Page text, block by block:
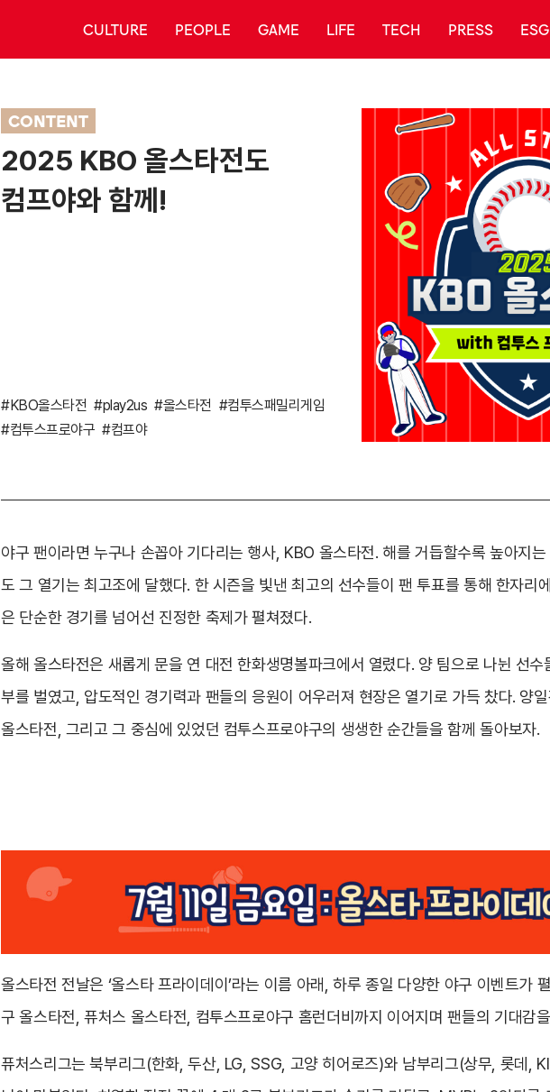
CULTURE PEOPLE GAME LIFE TECH PRESS ESG
CONTENT
2025 KBO 올스타전도
컴프야와 함께!
#KBO올스타전 #play2us #올스타전 #컴투스패밀리게임
#컴투스프로야구 #컴프야
야구 팬이라면 누구나 손꼽아 기다리는 행사, KBO 올스타전. 해를 거듭할수록 높아지
도 그 열기는 최고조에 달했다. 한 시즌을 빛낸 최고의 선수들이 팬 투표를 통해 한자리
은 단순한 경기를 넘어선 진정한 축제가 펼쳐졌다.
올해 올스타전은 새롭게 문을 연 대전 한화생명볼파크에서 열렸다. 양 팀으로 나뉜 선수
부를 벌였고, 압도적인 경기력과 팬들의 응원이 어우러져 현장은 열기로 가득 찼다. 양
올스타전, 그리고 그 중심에 있었던 컴투스프로야구의 생생한 순간들을 함께 돌아보자.
올스타전 전날은 ‘올스타 프라이데이’라는 이름 아래, 하루 종일 다양한 야구 이벤트가
구 올스타전, 퓨처스 올스타전, 컴투스프로야구 홈런더비까지 이어지며 팬들의 기대감
퓨처스리그는 북부리그(한화, 두산, LG, SSG, 고양 히어로즈)와 남부리그(상무, 롯데,